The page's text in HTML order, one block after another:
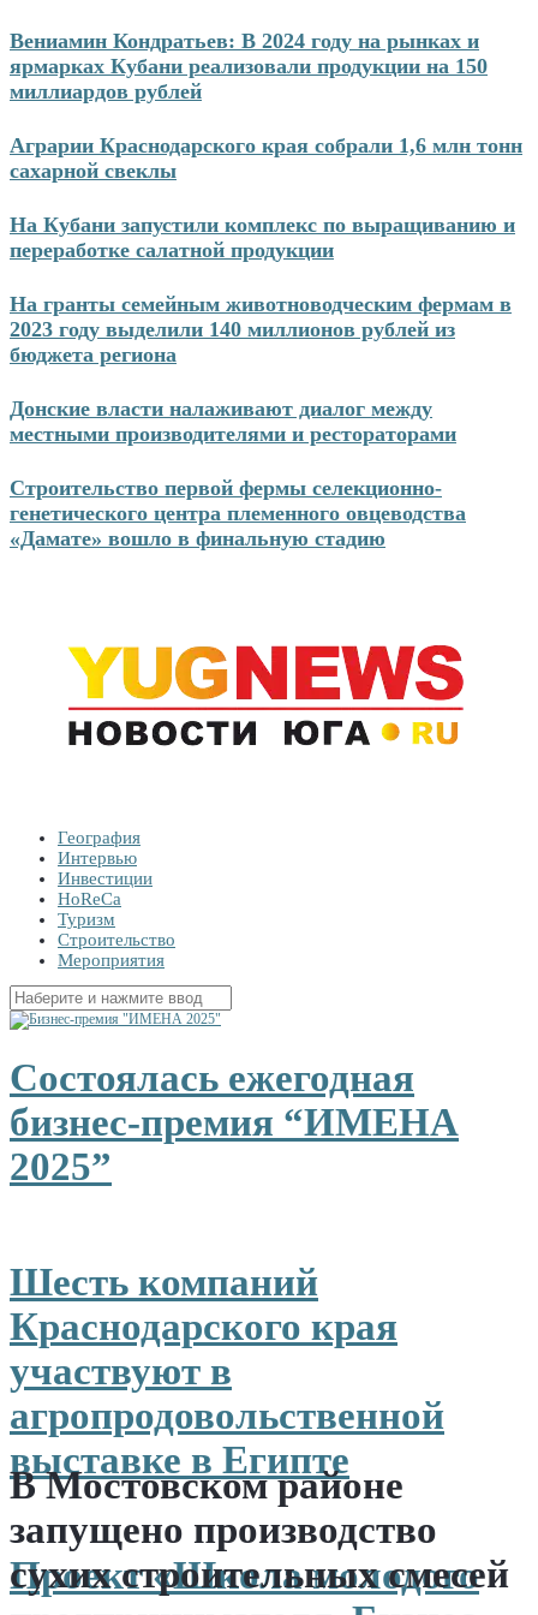
Перейти
к
содержимому
Вениамин Кондратьев: В 2024 году на рынках и
ярмарках Кубани реализовали продукции на 150
миллиардов рублей
Аграрии Краснодарского края собрали 1,6 млн тонн
сахарной свеклы
На Кубани запустили комплекс по выращиванию и
переработке салатной продукции
На гранты семейным животноводческим фермам в
2023 году выделили 140 миллионов рублей из
бюджета региона
Донские власти налаживают диалог между
местными производителями и рестораторами
Строительство первой фермы селекционно-
генетического центра племенного овцеводства
«Дамате» вошло в финальную стадию
География
Интервью
Инвестиции
HoReCa
Туризм
Строительство
Мероприятия
Найти:
Состоялась ежегодная
бизнес-премия “ИМЕНА
2025”
Шесть компаний
Краснодарского края
участвуют в
агропродовольственной
выставке в Египте
Проект «Школа молодого
В Мостовском районе
запущено производство
сухих строительных смесей